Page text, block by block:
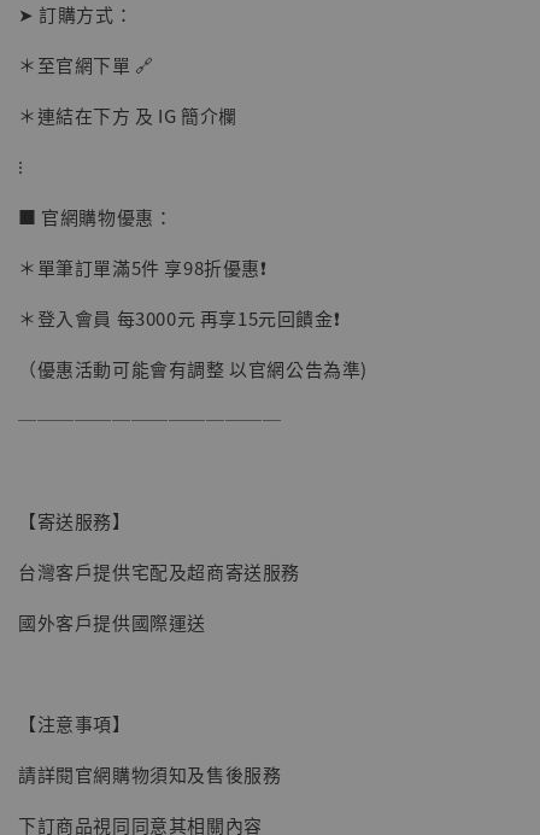
【現貨】BJSTUDIO 1/6系列可動蒐藏人偶 讓
NT$ 4,980
➤ 訂購方式：
＊至官網下單 🔗
＊連結在下方 及 IG 簡介欄
⁝
■ 官網購物優惠：
＊單筆訂單滿5件 享98折優惠❗️
＊登入會員 每3000元 再享15元回饋金❗️
（優惠活動可能會有調整 以官網公告為準)
──────────────
【寄送服務】
台灣客戶提供宅配及超商寄送服務
國外客戶提供國際運送
【注意事項】
請詳閱官網購物須知及售後服務
下訂商品視同同意其相關內容